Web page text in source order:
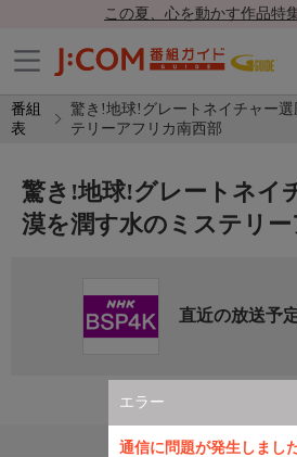
この夏、心を動かす作品特
番組
表
驚き!地球!グレートネイチャー
テリーアフリカ南西部
エラー
通信に問題が発生しまし
驚き!地球!グレートネイ
漠を潤す水のミステリ
直近の放送予